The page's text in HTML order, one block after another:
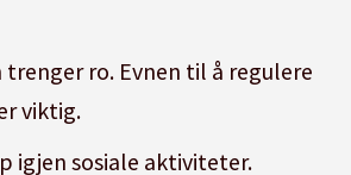
3 ganger per uke i 3 år).
trenger ro. Evnen til å regulere
viktig.
igjen sosiale aktiviteter.